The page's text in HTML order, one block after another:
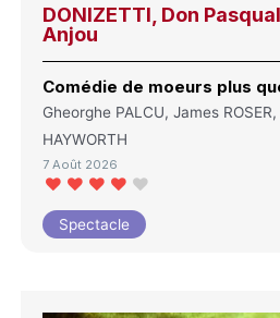
DONIZETTI, Don
Anjou
Comédie de moeurs plus
Gheorghe PALCU, James
HAYWORTH
7 Août 2026
Spectacle